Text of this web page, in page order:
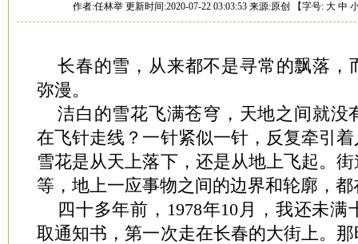
作者:任林举 更新时间:2020-07-22 03:03:53 来源:原创 【字号: 大 中
长春的雪，从来都不是寻常的飘落
弥漫。
洁白的雪花飞满苍穹，天地之间就没
在飞针走线？一针紧似一针，反复牵引
雪花是从天上落下，还是从地上飞起。
等，地上一应事物之间的边界和轮廓，
四十多年前，1978年10月，我还未
取通知书，第一次走在长春的大街上。